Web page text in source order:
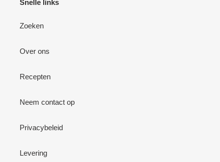
Snelle links
Zoeken
Over ons
Recepten
Neem contact op
Privacybeleid
Levering